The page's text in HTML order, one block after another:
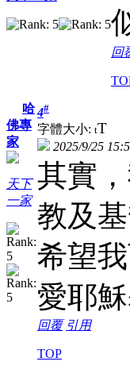
回
哈
佛專
家
天下
一家
4#
字體大小: tT
2025/9/25
其實
教及
希望
愛耶
回覆 引用
TOP